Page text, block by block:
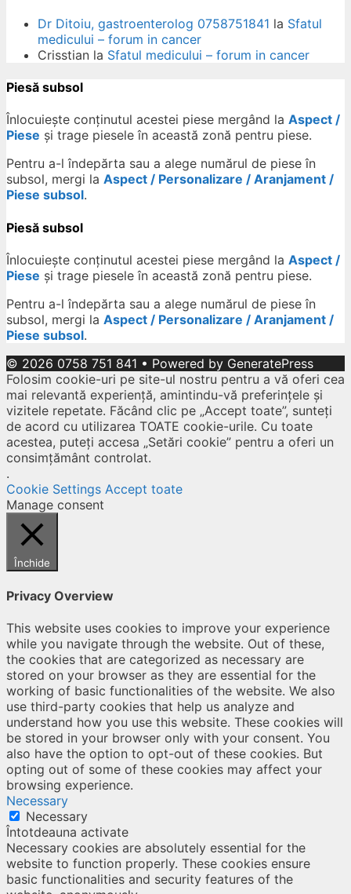
Dr Ditoiu, gastroenterolog 0758751841 la Sfatul
medicului – forum in cancer
Crisstian la Sfatul medicului – forum in cancer
Piesă subsol
Înlocuiește conținutul acestei piese mergând la Aspect /
Piese și trage piesele în această zonă pentru piese.
Pentru a-l îndepărta sau a alege numărul de piese în
subsol, mergi la Aspect / Personalizare / Aranjament /
Piese subsol.
Piesă subsol
Înlocuiește conținutul acestei piese mergând la Aspect /
Piese și trage piesele în această zonă pentru piese.
Pentru a-l îndepărta sau a alege numărul de piese în
subsol, mergi la Aspect / Personalizare / Aranjament /
Piese subsol.
© 2026 0758 751 841 • Powered by GeneratePress
Folosim cookie-uri pe site-ul nostru pentru a vă oferi cea
mai relevantă experiență, amintindu-vă preferințele și
vizitele repetate. Făcând clic pe „Accept toate”, sunteți
de acord cu utilizarea TOATE cookie-urile. Cu toate
acestea, puteți accesa „Setări cookie” pentru a oferi un
consimțământ controlat.
.
Cookie Settings Accept toate
Manage consent
Închide
Privacy Overview
This website uses cookies to improve your experience
while you navigate through the website. Out of these,
the cookies that are categorized as necessary are
stored on your browser as they are essential for the
working of basic functionalities of the website. We also
use third-party cookies that help us analyze and
understand how you use this website. These cookies will
be stored in your browser only with your consent. You
also have the option to opt-out of these cookies. But
opting out of some of these cookies may affect your
browsing experience.
Necessary
Necessary
Întotdeauna activate
Necessary cookies are absolutely essential for the
website to function properly. These cookies ensure
basic functionalities and security features of the